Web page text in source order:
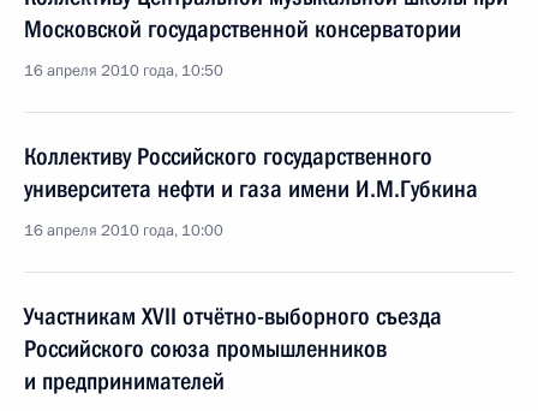
Московской государственной консерватории
16 апреля 2010 года, 10:50
Коллективу Российского государственного
университета нефти и газа имени И.М.Губкина
16 апреля 2010 года, 10:00
Участникам XVII отчётно-выборного съезда
Российского союза промышленников
и предпринимателей